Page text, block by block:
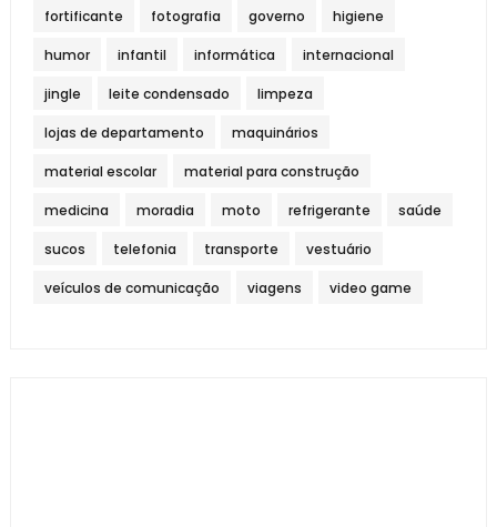
fortificante fotografia governo higiene
humor infantil informática internacional
jingle leite condensado limpeza
lojas de departamento maquinários
material escolar material para construção
medicina moradia moto refrigerante saúde
sucos telefonia transporte vestuário
veículos de comunicação viagens video game